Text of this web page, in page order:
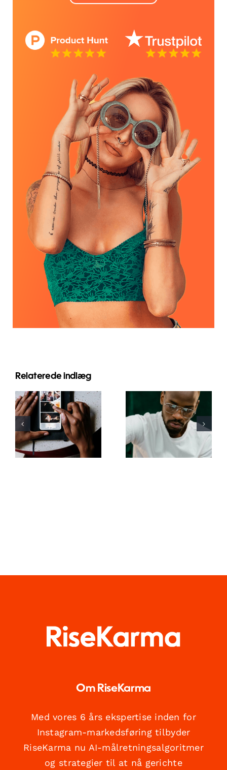
Relaterede indlæg
Bedste apps
til at
animere
fotos til
fængende
Facebook-
Top 17
Avancerede
Tips til at
Forstå
TikTok
Om RiseKarma
Med vores 6 års ekspertise inden for
Instagram-markedsføring tilbyder
RiseKarma nu AI-målretningsalgoritmer
og strategier til at nå gerichte